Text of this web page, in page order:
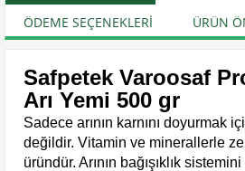
ÖDEME SEÇENEKLERI
ÜRÜN
Safpetek Varoosaf
Arı Yemi 500 gr
Sadece arının karnını doyurmak
değildir. Vitamin ve minerallerle
üründür. Arının bağışıklık